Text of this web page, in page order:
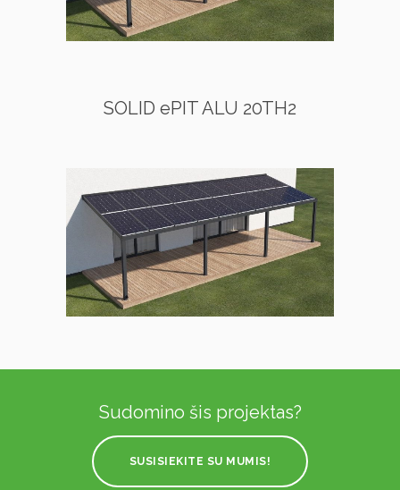
SOLID ePIT ALU 20TH2
Sudomino šis projektas?
SUSISIEKITE SU MUMIS!